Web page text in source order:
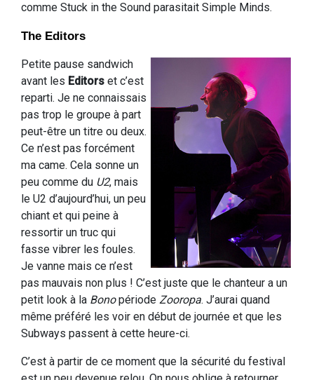
comme Stuck in the Sound parasitait Simple Minds.
The Editors
Petite pause sandwich
avant les Editors et c’est
reparti. Je ne connaissais
pas trop le groupe à part
peut-être un titre ou deux.
Ce n’est pas forcément
ma came. Cela sonne un
peu comme du U2, mais
le U2 d’aujourd’hui, un peu
chiant et qui peine à
ressortir un truc qui
fasse vibrer les foules.
Je vanne mais ce n’est
pas mauvais non plus ! C’est juste que le chanteur a un
petit look à la Bonopériode Zooropa. J’aurai quand
même préféré les voir en début de journée et que les
Subways passent à cette heure-ci.
C’est à partir de ce moment que la sécurité du festival